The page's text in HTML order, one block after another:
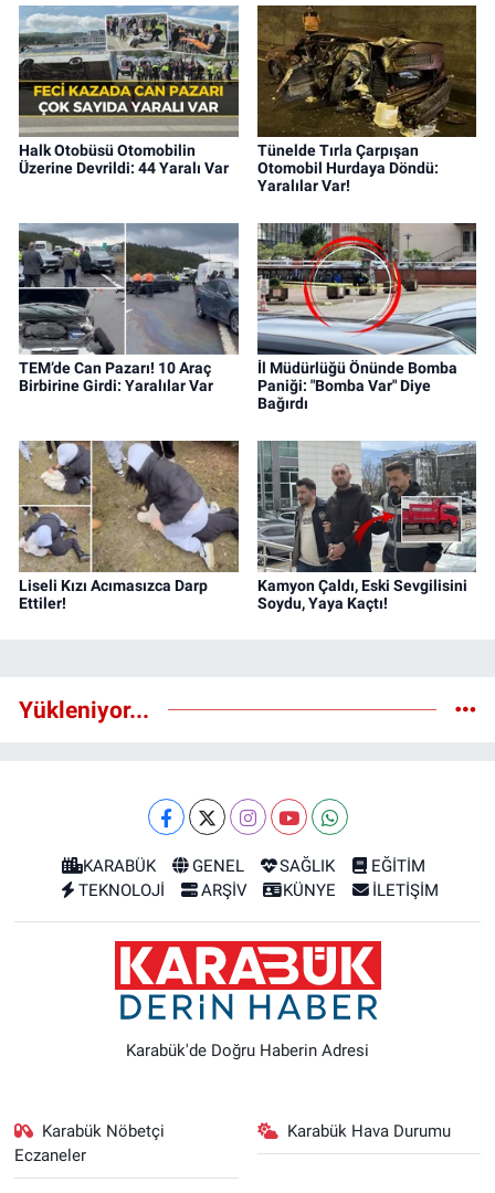
Halk Otobüsü Otomobilin
Üzerine Devrildi: 44 Yaralı Var
Tünelde Tırla Çarpışan
Otomobil Hurdaya Döndü:
Yaralılar Var!
TEM’de Can Pazarı! 10 Araç
Birbirine Girdi: Yaralılar Var
İl Müdürlüğü Önünde Bomba
Paniği: "Bomba Var" Diye
Bağırdı
Liseli Kızı Acımasızca Darp
Ettiler!
Kamyon Çaldı, Eski Sevgilisini
Soydu, Yaya Kaçtı!
Yükleniyor...
KARABÜK GENEL SAĞLIK
EĞİTİM
TEKNOLOJİ
ARŞİV KÜNYE İLETİŞİM
Karabük'de Doğru Haberin Adresi
Karabük Nöbetçi
Eczaneler
Karabük Hava Durumu